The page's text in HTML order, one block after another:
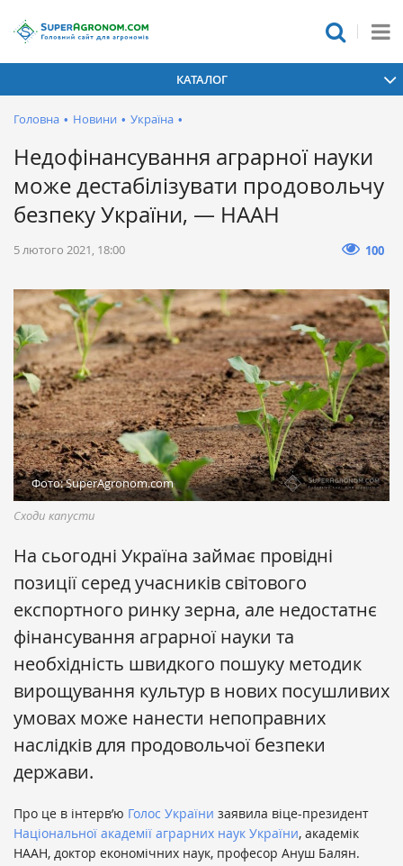
КАТАЛОГ
Головна • Новини • Україна •
Недофінансування аграрної науки
може дестабілізувати продовольчу
безпеку України, — НААН
5 лютого 2021, 18:00 100
Фото: SuperAgronom.com
Сходи капусти
На сьогодні Україна займає провідні
позиції серед учасників світового
експортного ринку зерна, але недостатнє
фінансування аграрної науки та
необхідність швидкого пошуку методик
вирощування культур в нових посушливих
умовах може нанести непоправних
наслідків для продовольчої безпеки
держави.
Про це в інтерв’ю Голос України заявила віце-президент
Національної академії аграрних наук України, академік
НААН, доктор економічних наук, професор Ануш Балян.